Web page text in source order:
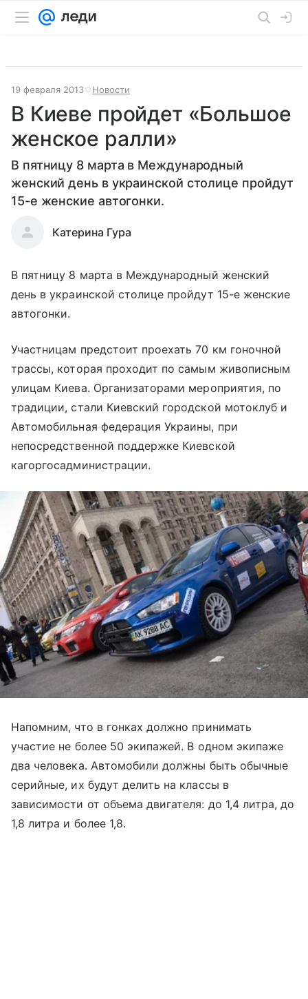
19 февраля 2013 Новости
В Киеве пройдет «Большое
женское ралли»
В пятницу 8 марта в Международный
женский день в украинской столице пройдут
15-е женские автогонки.
Катерина Гура
В пятницу 8 марта в Международный женский
день в украинской столице пройдут 15-е женские
автогонки.
Участницам предстоит проехать 70 км гоночной
трассы, которая проходит по самым живописным
улицам Киева. Организаторами мероприятия, по
традиции, стали Киевский городской мотоклуб и
Автомобильная федерация Украины, при
непосредственной поддержке Киевской
кагоргосадминистрации.
Напомним, что в гонках должно принимать
участие не более 50 экипажей. В одном экипаже
два человека. Автомобили должны быть обычные
серийные, их будут делить на классы в
зависимости от объема двигателя: до 1,4 литра, до
1,8 литра и более 1,8.